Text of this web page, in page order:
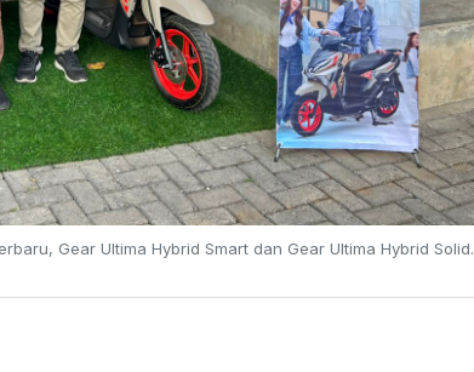
Gear Ultima Hybrid Smart dan Gear Ultima Hybrid Solid.